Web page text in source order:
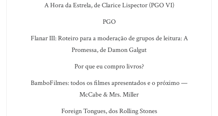
A Hora da Estrela, de Clarice Lispector (PGO VI)
PGO
Flanar III: Roteiro para a moderação de grupos de leitura: A
Promessa, de Damon Galgut
Por que eu compro livros?
BamboFilmes: todos os filmes apresentados e o próximo —
McCabe & Mrs. Miller
Foreign Tongues, dos Rolling Stones